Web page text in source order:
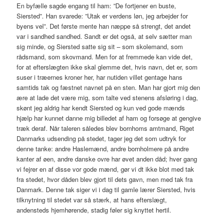
En byfælle sagde engang til ham: ”De fortjener en buste,
Siersted”. Han svarede: ”Utak er verdens løn, jeg arbejder for
byens vel”. Det første mente han næppe så strengt, det andet
var i sandhed sandhed. Sandt er det også, at selv sætter man
sig minde, og Siersted satte sig sit – som skolemand, som
rådsmand, som skovmand. Men for at fremmede kan vide det,
for at efterslægten ikke skal glemme det, hvis navn, det er, som
suser i træernes kroner her, har nutiden villet gentage hans
samtids tak og fæstnet navnet på en sten. Man har gjort mig den
ære at lade det være mig, som talte ved stenens afsløring i dag,
skønt jeg aldrig har kendt Siersted og kun ved gode mænds
hjælp har kunnet danne mig billedet af ham og forsøge at gengive
træk deraf. Når taleren således blev bornhoms amtmand, Riget
Danmarks udsending på stedet, tager jeg det som udtryk for
denne tanke: andre Haslemænd, andre bornholmere på andre
kanter af øen, andre danske ovre har øvet anden dåd; hver gang
vi fejrer en af disse vor gode mænd, gør vi dt ikke blot med tak
fra stedet, hvor dåden blev gjort til dets gavn, men med tak fra
Danmark. Denne tak siger vi i dag til gamle lærer Siersted, hvis
tilknytning til stedet var så stærk, at hans efterslægt,
andensteds hjemhørende, stadig føler sig knyttet hertil.